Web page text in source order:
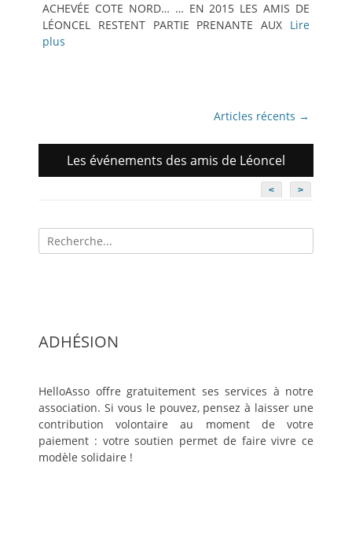
ACHEVÉE COTE NORD… … EN 2015 LES AMIS DE
LÉONCEL RESTENT PARTIE PRENANTE AUX Lire
plus
articles
Articles récents →
Les événements des amis de Léoncel
< >
Recherche
pour:
ADHÉSION
HelloAsso offre gratuitement ses services à notre
association. Si vous le pouvez, pensez à laisser une
contribution volontaire au moment de votre
paiement : votre soutien permet de faire vivre ce
modèle solidaire !